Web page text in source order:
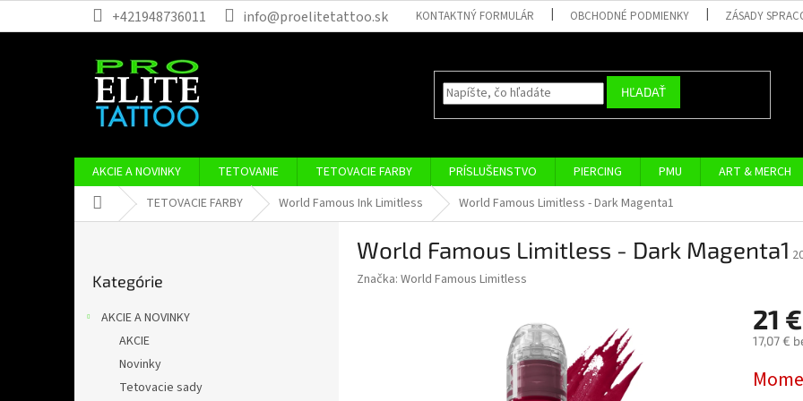
+421948736011 info@proelitetattoo.sk KONTAKTNÝ FORMULÁR OBCHODNÉ PODMIENKY ZÁSADY
HĽADAŤ
AKCIE A NOVINKY TETOVANIE TETOVACIE FARBY PRÍSLUŠENSTVO PIERCING PMU ART & MERCH
Domov TETOVACIE FARBY World Famous Ink Limitless World Famous Limitless - Dark Magenta1
kategórie
Kategórie
AKCIE A NOVINKY
AKCIE
Novinky
Tetovacie sady
World Famous Limitless - Dark Magenta1
Značka: World Famous Limitless
21 €
17,07 €
cena: